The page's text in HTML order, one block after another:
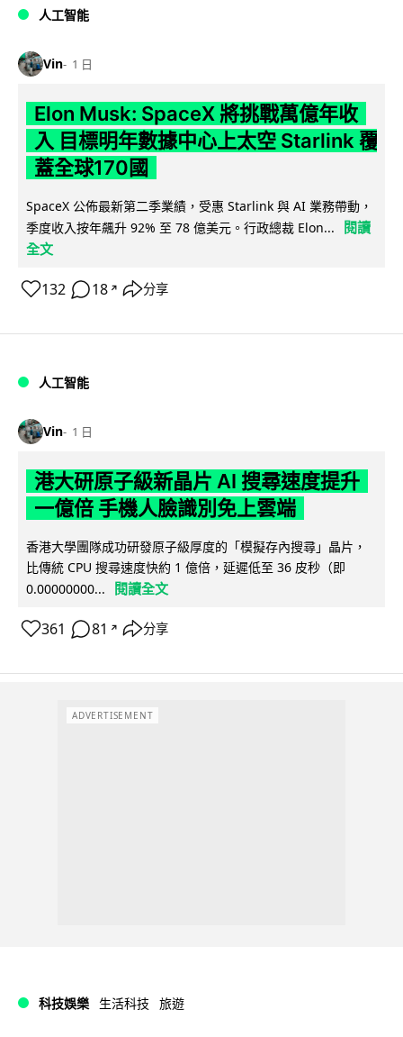
人工智能
Vin 1 日
Elon Musk: SpaceX 將挑戰萬億年收
入 目標明年數據中心上太空 Starlink 覆
蓋全球170國
SpaceX 公佈最新第二季業績，受惠 Starlink 與 AI 業務帶動，
季度收入按年飆升 92% 至 78 億美元。行政總裁 Elon...
閱讀
全文
132 18 ↗ 分享
人工智能
Vin 1 日
港大研原子級新晶片 AI 搜尋速度提升
一億倍 手機人臉識別免上雲端
香港大學團隊成功研發原子級厚度的「模擬存內搜尋」晶片，
比傳統 CPU 搜尋速度快約 1 億倍，延遲低至 36 皮秒（即
0.00000000...
閱讀全文
361 81 ↗ 分享
ADVERTISEMENT
科技娛樂 生活科技 旅遊